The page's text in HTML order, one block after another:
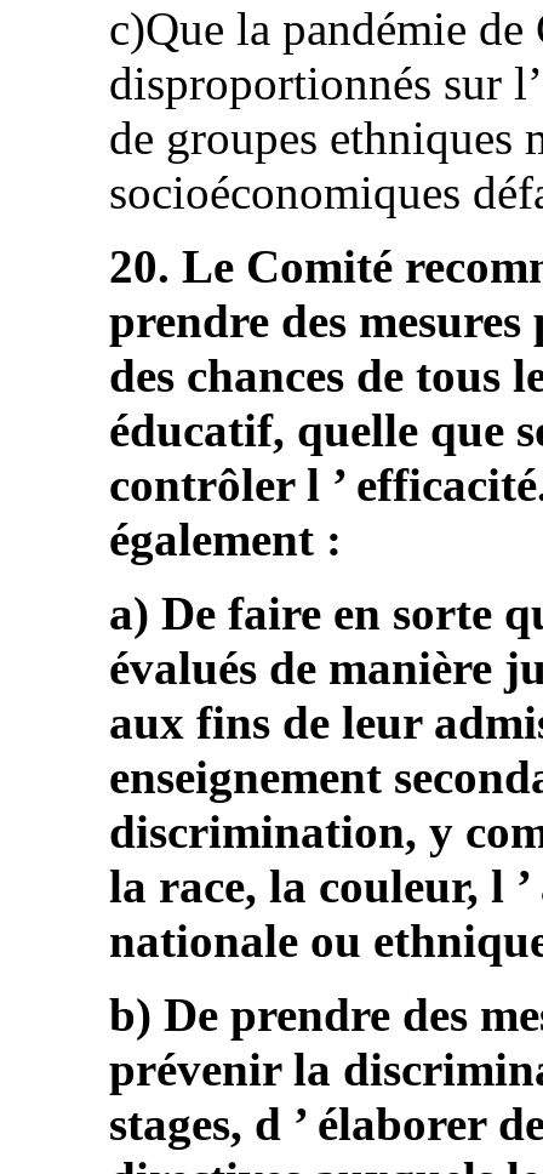
c)Que la pandémie
disproportionnés sur
de groupes
socioéconomiques
20. Le Comité
prendre des
des chances de tous
éducatif, quelle que
contrôler l ’
également :
a) De faire en sorte
évalués de manière
aux fins de leur
enseignement
discrimination, y
la race, la couleur, l
nationale ou
b) De prendre des
prévenir la
stages, d ’ élaborer